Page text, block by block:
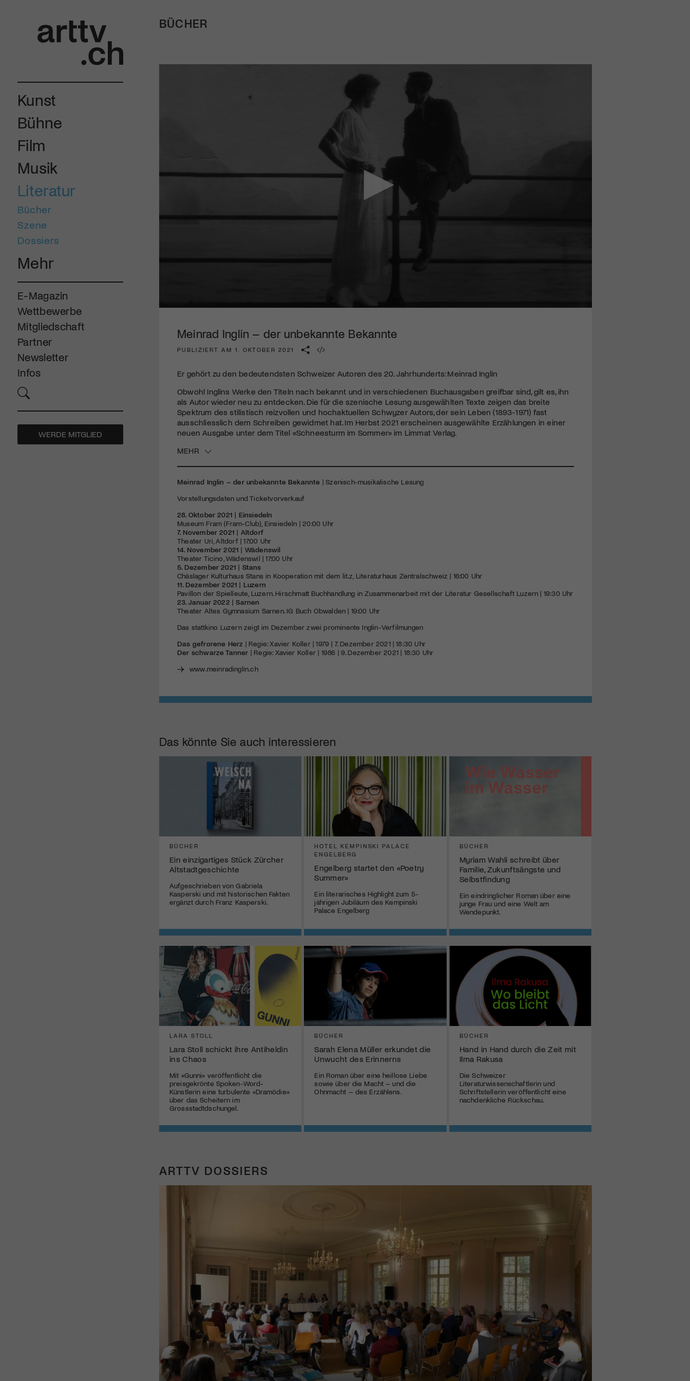
Kunst
Bühne
Film
Musik
Literatur
Bücher
Szene
Dossiers
Mehr
E-Magazin
Wettbewerbe
Mitgliedschaft
Partner
Newsletter
Infos
WERDE MITGLIED
BÜCHER
Meinrad Inglin – der unbekannte Bekannte
PUBLIZIERT AM 1. OKTOBER 2021
Er gehört zu den bedeutendsten Schweizer Autoren des 20. Jahrhunderts: Meinrad Inglin
Obwohl Inglins Werke den Titeln nach bekannt und in verschiedenen Buchausgaben greifbar sind, gilt es, ihn
als Autor wieder neu zu entdecken. Die für die szenische Lesung ausgewählten Texte zeigen das breite
Spektrum des stilistisch reizvollen und hochaktuellen Schwyzer Autors, der sein Leben (1893-1971) fast
ausschliesslich dem Schreiben gewidmet hat. Im Herbst 2021 erscheinen ausgewählte Erzählungen in einer
neuen Ausgabe unter dem Titel «Schneesturm im Sommer» im Limmat Verlag.
MEHR
Meinrad Inglin – der unbekannte Bekannte | Szenisch-musikalische Lesung
Vorstellungsdaten und Ticketvorverkauf
28. Oktober 2021 | Einsiedeln
Museum Fram (Fram-Club), Einsiedeln | 20:00 Uhr
7. November 2021 | Altdorf
Theater Uri , Altdorf | 17:00 Uhr
14. November 2021 | Wädenswil
Theater Ticino , Wädenswil | 17:00 Uhr
5. Dezember 2021 | Stans
Chäslager Kulturhaus Stans in Kooperation mit dem lit.z , Literaturhaus Zentralschweiz | 16:00 Uhr
11. Dezember 2021 | Luzern
Pavillon der Spielleute, Luzern. Hirschmatt Buchhandlung in Zusammenarbeit mit der Literatur Gesellschaft Luzern | 19:30 Uhr
23. Januar 2022 | Sarnen
Theater Altes Gymnasium Sarnen. IG Buch Obwalden | 19:00 Uhr
Das stattkino Luzernzeigt im Dezember zwei prominente Inglin-Verfilmungen
Das gefrorene Herz | Regie: Xavier Koller | 1979 | 7. Dezember 2021 | 18:30 Uhr
Der schwarze Tanner | Regie: Xavier Koller | 1986 | 9. Dezember 2021 | 18:30 Uhr
www.meinradinglin.ch
Das könnte Sie auch interessieren
BÜCHER
Ein einzigartiges Stück Zürcher
Altstadtgeschichte
Aufgeschrieben von Gabriela
Kasperski und mit historischen Fakten
ergänzt durch Franz Kasperski.
HOTEL KEMPINSKI PALACE
ENGELBERG
Engelberg startet den «Poetry
Summer»
Ein literarisches Highlight zum 5-
jährigen Jubiläum des Kempinski
Palace Engelberg
BÜCHER
Myriam Wahli schreibt über
Familie, Zukunftsängste und
Selbstfindung
Ein eindringlicher Roman über eine
junge Frau und eine Welt am
Wendepunkt.
LARA STOLL
Lara Stoll schickt ihre Antiheldin
ins Chaos
Mit «Gunni» veröffentlicht die
preisgekrönte Spoken-Word-
Künstlerin eine turbulente «Dramödie»
über das Scheitern im
Grossstadtdschungel.
BÜCHER
Sarah Elena Müller erkundet die
Unwucht des Erinnerns
Ein Roman über eine heillose Liebe
sowie über die Macht – und die
Ohnmacht – des Erzählens.
BÜCHER
Hand in Hand durch die Zeit mit
Ilma Rakusa
Die Schweizer
Literaturwissenschaftlerin und
Schriftstellerin veröffentlicht eine
nachdenkliche Rückschau.
ARTTV DOSSIERS
diversen Kulturevents.